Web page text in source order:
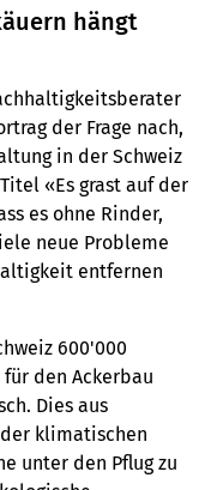
hängt
der Frage nach,
in der Schweiz
«Es grast auf der
es ohne Rinder,
neue Probleme
entfernen
600'000
den Ackerbau
Dies aus
klimatischen
unter den Pflug zu